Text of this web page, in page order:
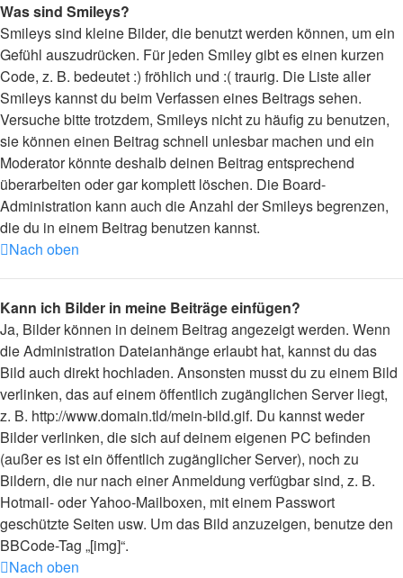
Was sind Smileys?
Smileys sind kleine Bilder, die benutzt werden können, um ein
Gefühl auszudrücken. Für jeden Smiley gibt es einen kurzen
Code, z. B. bedeutet :) fröhlich und :( traurig. Die Liste aller
Smileys kannst du beim Verfassen eines Beitrags sehen.
Versuche bitte trotzdem, Smileys nicht zu häufig zu benutzen,
sie können einen Beitrag schnell unlesbar machen und ein
Moderator könnte deshalb deinen Beitrag entsprechend
überarbeiten oder gar komplett löschen. Die Board-
Administration kann auch die Anzahl der Smileys begrenzen,
die du in einem Beitrag benutzen kannst.
Nach oben
Kann ich Bilder in meine Beiträge einfügen?
Ja, Bilder können in deinem Beitrag angezeigt werden. Wenn
die Administration Dateianhänge erlaubt hat, kannst du das
Bild auch direkt hochladen. Ansonsten musst du zu einem Bild
verlinken, das auf einem öffentlich zugänglichen Server liegt,
z. B. http://www.domain.tld/mein-bild.gif. Du kannst weder
Bilder verlinken, die sich auf deinem eigenen PC befinden
(außer es ist ein öffentlich zugänglicher Server), noch zu
Bildern, die nur nach einer Anmeldung verfügbar sind, z. B.
Hotmail- oder Yahoo-Mailboxen, mit einem Passwort
geschützte Seiten usw. Um das Bild anzuzeigen, benutze den
BBCode-Tag „[img]“.
Nach oben